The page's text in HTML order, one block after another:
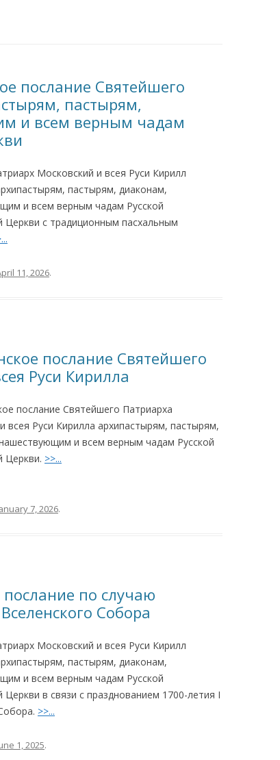
ПОДГОТОВИТЬСЯ КО СВЯТОМУ
ПРИЧАЩЕНИЮ
послание Святейшего
пастырям,
и всем верным чадам
Московский и всея Руси Кирилл
пастырям, диаконам,
и всем верным чадам Русской
Церкви с традиционным пасхальным
11, 2026.
послание Святейшего
Руси Кирилла
послание Святейшего Патриарха
всея Руси Кирилла архипастырям, пастырям,
и всем верным чадам Русской
Церкви. >>...
7, 2026.
по случаю
Собора
Московский и всея Руси Кирилл
пастырям, диаконам,
и всем верным чадам Русской
Церкви в связи с празднованием 1700-летия I
>>...
1, 2025.